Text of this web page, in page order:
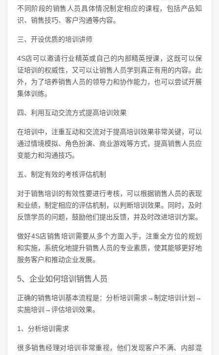
不同阶段的销售人员具体情况制定相应的课程，包括产品知
识、销售技巧、客户沟通等内容。
三、开设优质的培训讲师
4S店可以邀请行业精英或自己的内部精英授课，这既可以保
证培训的权威性，又可以让销售人员学到真正有用的内容。此
外，为了培养销售人员的领导力和协作能力，也可以尝试开展
集体训练。
四、利用互动交流方式提高培训效果
在培训中，注重互动和交流对于提高培训效果非常关键，可以
通过情境模拟、角色扮演、商业游戏等方式，提高销售人员应
变能力和沟通技巧。
五、制定有效的考核评估机制
对于销售培训的有效性要进行考核，可以根据销售人员的表现
和业绩，制定相应的评估机制，以判断培训效果。同时，及时
反馈学员的问题，鼓励他们提出反馈，并及时改进培训方案。
做好4S店销售培训需要从多个方面入手，注重全方位的规划
和实施，系统化地提升销售人员的专业素质，使其能够更好地
服务客户和推动企业发展。
5、企业如何培训销售人员
正确的销售培训基本流程是：分析培训需求→制定培训计划→
实施培训→评估培训效果。
1、分析培训需求
很多销售经理对培训非常重视，他们发现客户不满、内部混